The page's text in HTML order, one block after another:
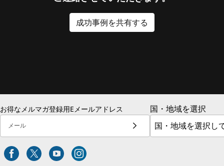
成功事例を共有する
お得なメルマガ登録用Eメールアドレス
メール
国・地域を選択